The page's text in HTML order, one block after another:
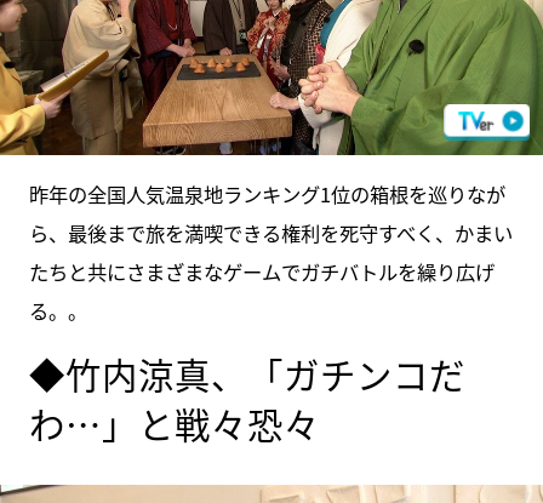
昨年の全国人気温泉地ランキング1位の箱根を巡りなが
ら、最後まで旅を満喫できる権利を死守すべく、かまい
たちと共にさまざまなゲームでガチバトルを繰り広げ
る。。
◆竹内涼真、「ガチンコだ
わ…」と戦々恐々